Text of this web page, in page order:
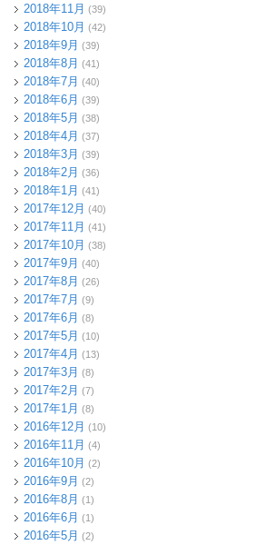
2018年11月 (39)
2018年10月 (42)
2018年9月 (39)
2018年8月 (41)
2018年7月 (40)
2018年6月 (39)
2018年5月 (38)
2018年4月 (37)
2018年3月 (39)
2018年2月 (36)
2018年1月 (41)
2017年12月 (40)
2017年11月 (41)
2017年10月 (38)
2017年9月 (40)
2017年8月 (26)
2017年7月 (9)
2017年6月 (8)
2017年5月 (10)
2017年4月 (13)
2017年3月 (8)
2017年2月 (7)
2017年1月 (8)
2016年12月 (10)
2016年11月 (4)
2016年10月 (2)
2016年9月 (2)
2016年8月 (1)
2016年6月 (1)
2016年5月 (2)